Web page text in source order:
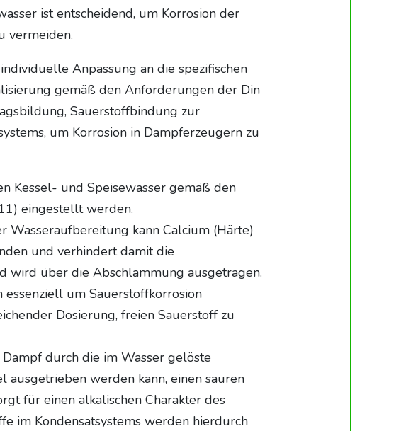
ist entscheidend, um Korrosion der
vermeiden.
Anpassung an die spezifischen
gemäß den Anforderungen der Din
Sauerstoffbindung zur
um Korrosion in Dampferzeugern zu
Kessel- und Speisewasser gemäß den
eingestellt werden.
Wasseraufbereitung kann Calcium (Härte)
und verhindert damit die
wird über die Abschlämmung ausgetragen.
um Sauerstoffkorrosion
Dosierung, freien Sauerstoff zu
durch die im Wasser gelöste
ausgetrieben werden kann, einen sauren
für einen alkalischen Charakter des
im Kondensatsystems werden hierdurch